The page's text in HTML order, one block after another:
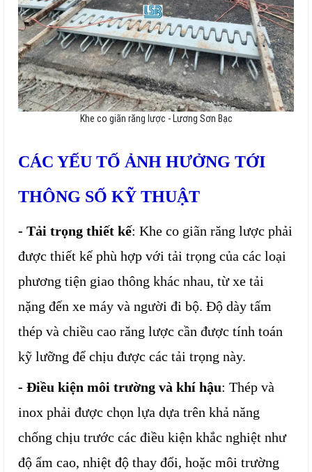
Khe co giãn răng lược - Lương Sơn Bạc
CÁC YẾU TỐ ẢNH HƯỞNG TỚI
THÔNG SỐ KỸ THUẬT
- Tải trọng thiết kế: Khe co giãn răng lược phải
được thiết kế phù hợp với tải trọng của các loại
phương tiện giao thông khác nhau, từ xe tải
nặng đến xe máy và người đi bộ. Độ dày tấm
thép và chiều cao răng lược cần được tính toán
kỹ lưỡng để chịu được các tải trọng này.
- Điều kiện môi trường và khí hậu: Thép và
inox phải được chọn lựa dựa trên khả năng
chống chịu trước các điều kiện khắc nghiệt như
độ ẩm cao, nhiệt độ thay đổi, hoặc môi trường